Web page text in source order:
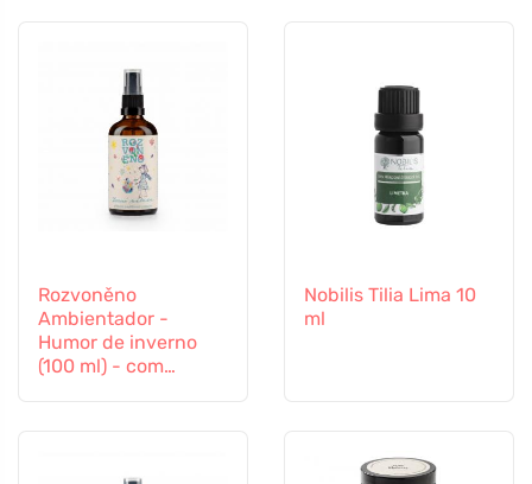
Rozvoněno
Ambientador -
Humor de inverno
(100 ml) - com
Nobilis Tilia Lima 10
ml